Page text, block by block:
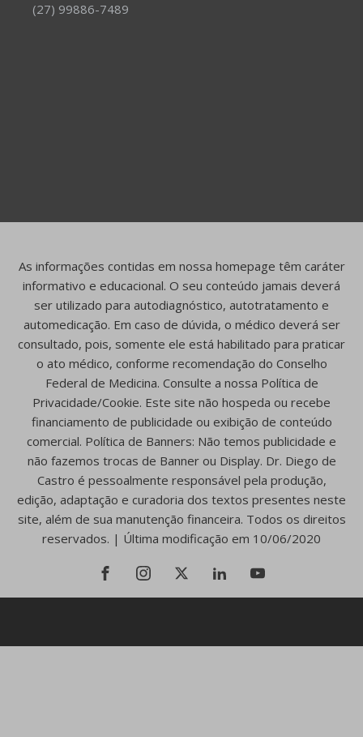
(27) 99886-7489
As informações contidas em nossa homepage têm caráter
informativo e educacional. O seu conteúdo jamais deverá
ser utilizado para autodiagnóstico, autotratamento e
automedicação. Em caso de dúvida, o médico deverá ser
consultado, pois, somente ele está habilitado para praticar
o ato médico, conforme recomendação do Conselho
Federal de Medicina. Consulte a nossa Política de
Privacidade/Cookie. Este site não hospeda ou recebe
financiamento de publicidade ou exibição de conteúdo
comercial. Política de Banners: Não temos publicidade e
não fazemos trocas de Banner ou Display. Dr. Diego de
Castro é pessoalmente responsável pela produção,
edição, adaptação e curadoria dos textos presentes neste
site, além de sua manutenção financeira. Todos os direitos
reservados. | Última modificação em 10/06/2020